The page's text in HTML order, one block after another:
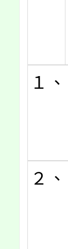
１、
２、